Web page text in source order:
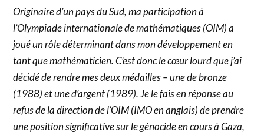
Originaire d’un pays du Sud, ma participation à
l’Olympiade internationale de mathématiques (OIM) a
joué un rôle déterminant dans mon développement en
tant que mathématicien. C’est donc le cœur lourd que j’ai
décidé de rendre mes deux médailles – une de bronze
(1988) et une d’argent (1989). Je le fais en réponse au
refus de la direction de l’OIM (IMO en anglais) de prendre
une position significative sur le génocide en cours à Gaza,